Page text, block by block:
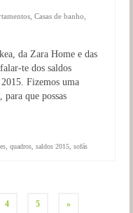
Casas de banho
da Zara Home e das
te dos saldos
Fizemos uma
para que possas
quadros saldos 2015 sofás
4 5 »